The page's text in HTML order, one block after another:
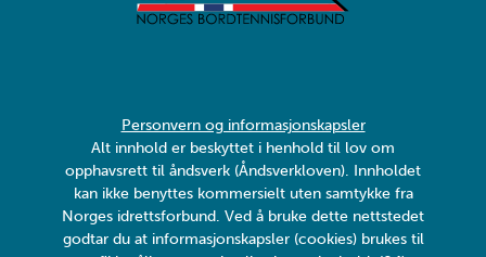
Personvern og informasjonskapsler
Alt innhold er beskyttet i henhold til lov om
opphavsrett til åndsverk (Åndsverkloven). Innholdet
kan ikke benyttes kommersielt uten samtykke fra
Norges idrettsforbund. Ved å bruke dette nettstedet
godtar du at informasjonskapsler (cookies) brukes til